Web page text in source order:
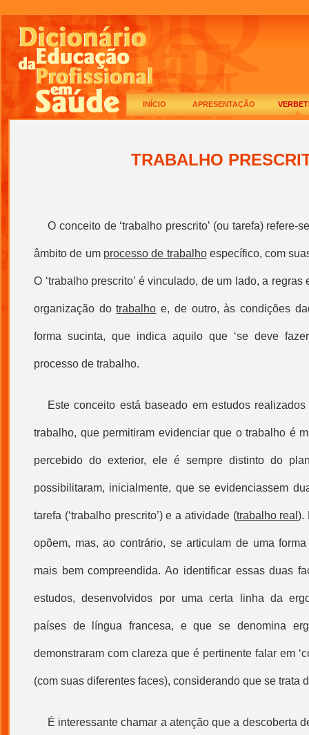
INÍCIO APRESENTAÇÃO
TRABALHO
O conceito de ‘trabalho prescrito’ (ou tarefa) refere-
âmbito de um processo de trabalhoespecífico, com
O ‘trabalho prescrito’ é vinculado, de um lado, a
organização dotrabalho e, de outro, às condições
forma sucinta, que indica aquilo que ‘se deve
processo de trabalho.
Este conceito está baseado em estudos
trabalho, que permitiram evidenciar que o trabalho é
percebido do exterior, ele é sempre distinto do
possibilitaram, inicialmente, que se evidenciassem
tarefa (‘trabalho prescrito’) e a atividade (trabalho real).
opõem, mas, ao contrário, se articulam de uma
mais bem compreendida. Ao identificar essas duas
estudos, desenvolvidos por uma certa linha da
países de língua francesa, e que se denomina
demonstraram com clareza que é pertinente falar em
(com suas diferentes faces), considerando que se trata
É interessante chamar a atenção que a descoberta